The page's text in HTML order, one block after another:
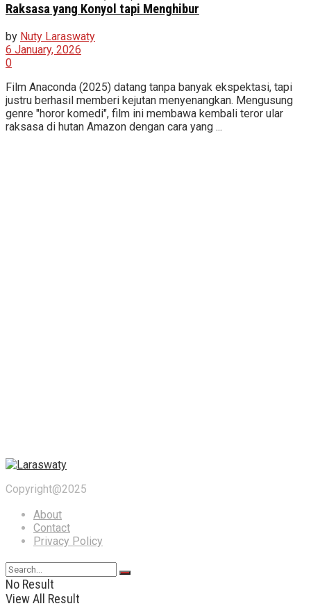
Raksasa yang Konyol tapi Menghibur
by Nuty Laraswaty
6 January, 2026
0
Film Anaconda (2025) datang tanpa banyak ekspektasi, tapi
justru berhasil memberi kejutan menyenangkan. Mengusung
genre "horor komedi", film ini membawa kembali teror ular
raksasa di hutan Amazon dengan cara yang ...
Copyright@2025
About
Contact
Privacy Policy
No Result
View All Result